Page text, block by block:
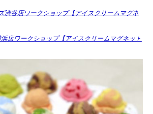
渋谷店ワークショップ【アイスクリームマグネ
店ワークショップ【アイスクリームマグネット